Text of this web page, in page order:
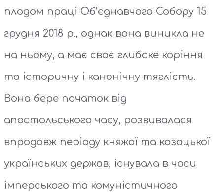
плодом праці Об’єднавчого Собору 15
грудня 2018 р., однак вона виникла не
на ньому, а має своє глибоке коріння
та історичну і канонічну тяглість.
Вона бере початок від
апостольського часу, розвивалася
впродовж періоду княжої та козацької
українських держав, існувала в часи
імперського та комуністичного